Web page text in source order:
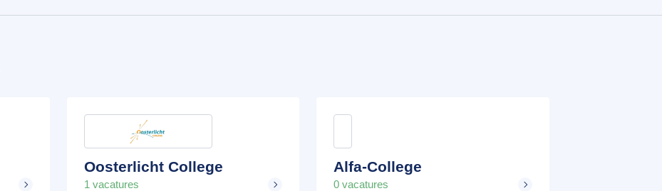
Oosterlicht College
1 vacatures
Alfa-College
0 vacatures